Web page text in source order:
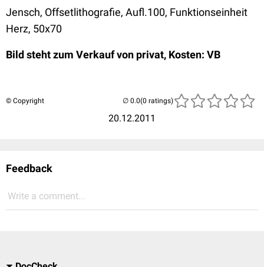
Jensch, Offsetlithografie, Aufl.100, Funktionseinheit
Herz, 50x70
Bild steht zum Verkauf von privat, Kosten: VB
© Copyright
20.12.2011
(0 ratings)
Feedback
Write a comment...